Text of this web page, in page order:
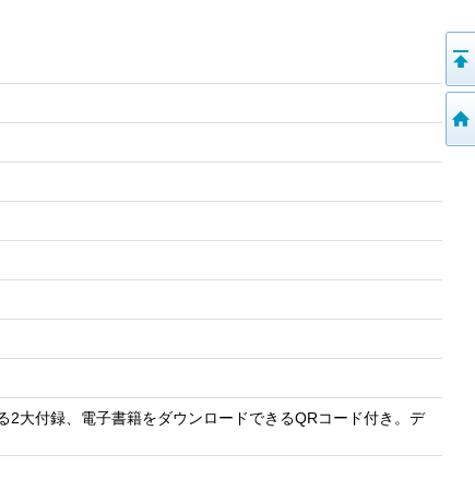
大付録、電子書籍をダウンロードできるQRコード付き。デ